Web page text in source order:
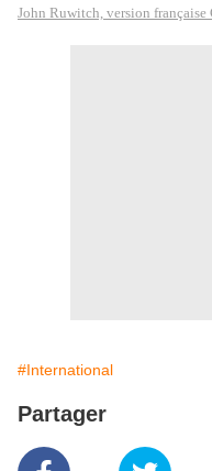
John Ruwitch, version française
#International
Partager